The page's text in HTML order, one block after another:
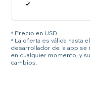
* Precio en USD.
* La oferta es válida hasta
desarrollador de la app se
en cualquier momento, y
cambios.